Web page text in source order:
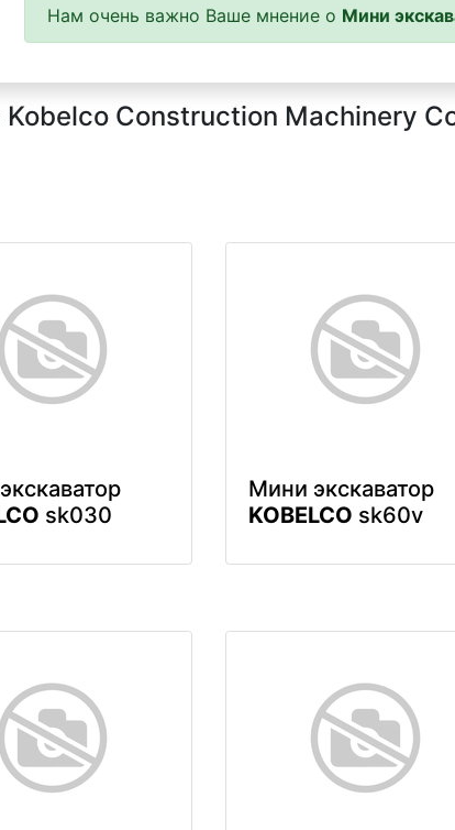
Нам очень важно Ваше мнение о Мини
Construction Machinery
sk030
Мини экскаватор
KOBELCO sk60v